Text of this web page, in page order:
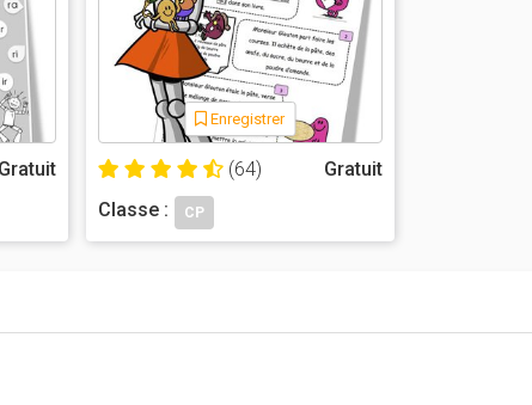
Gratuit
Enregistrer
(64)
Gratuit
Classe :
CP